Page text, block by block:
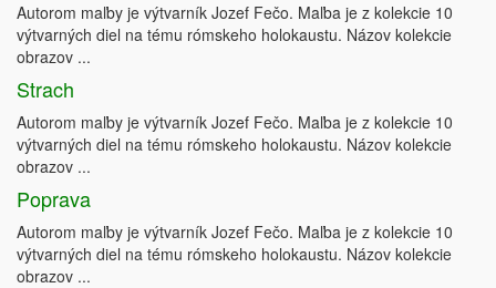
Autorom maľby je výtvarník Jozef Fečo. Maľba je z kolekcie 10
výtvarných diel na tému rómskeho holokaustu. Názov kolekcie
obrazov ...
Strach
Autorom maľby je výtvarník Jozef Fečo. Maľba je z kolekcie 10
výtvarných diel na tému rómskeho holokaustu. Názov kolekcie
obrazov ...
Poprava
Autorom maľby je výtvarník Jozef Fečo. Maľba je z kolekcie 10
výtvarných diel na tému rómskeho holokaustu. Názov kolekcie
obrazov ...